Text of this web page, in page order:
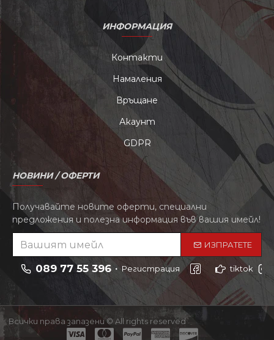
ИНФОРМАЦИЯ
Контакти
Намаления
Връщане
Акаунт
GDPR
НОВИНИ / ОФЕРТИ
Получавайте новите оферти, специални
предложения и полезна информация във вашия имейл!
ИЗПРАТЕТЕ
089 77 55 396 Регистрация tiktok
Всички права запазени © All rights reserved